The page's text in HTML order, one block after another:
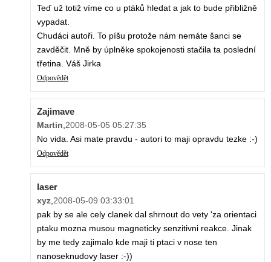
Teď už totiž víme co u ptáků hledat a jak to bude přibližně
vypadat.
Chudáci autoři. To píšu protože nám nemáte šanci se
zavděčit. Mně by úplněke spokojenosti stačila ta poslední
třetina. Váš Jirka
Odpovědět
Zajimave
Martin,2008-05-05 05:27:35
No vida. Asi mate pravdu - autori to maji opravdu tezke :-)
Odpovědět
laser
xyz,2008-05-09 03:33:01
pak by se ale cely clanek dal shrnout do vety 'za orientaci
ptaku mozna musou magneticky senzitivni reakce. Jinak
by me tedy zajimalo kde maji ti ptaci v nose ten
nanoseknudovy laser :-))